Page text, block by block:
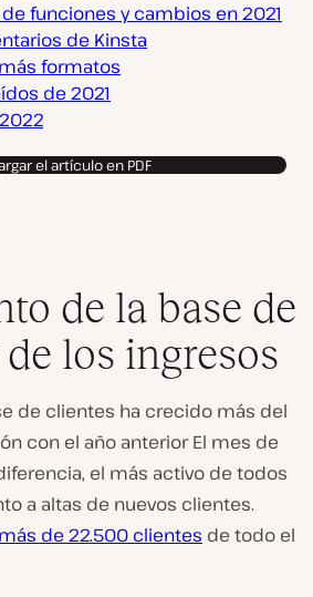
funciones y cambios en 2021
de Kinsta
formatos
de 2021
el artículo en PDF
de la base de
los ingresos
de clientes ha crecido más del
con el año anterior El mes de
el más activo de todos
a altas de nuevos clientes.
más de 22.500 clientes de todo el